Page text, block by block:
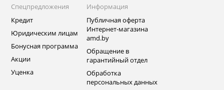
Спецпредложения
Кредит
Юридическим лицам
Бонусная программа
Акции
Уценка
Информация
Публичная оферта
Интернет-магазина
amd.by
Обращение в
гарантийный отдел
Обработка
персональных данных